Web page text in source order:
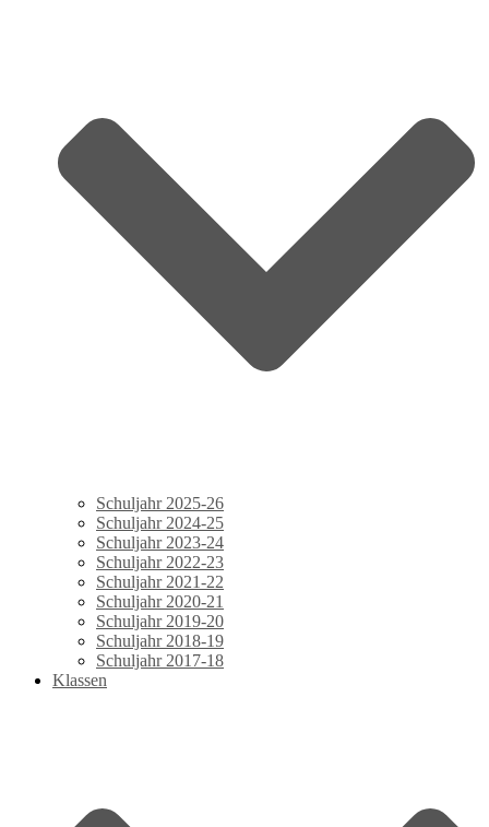
Schuljahr 2025-26
Schuljahr 2024-25
Schuljahr 2023-24
Schuljahr 2022-23
Schuljahr 2021-22
Schuljahr 2020-21
Schuljahr 2019-20
Schuljahr 2018-19
Schuljahr 2017-18
Klassen